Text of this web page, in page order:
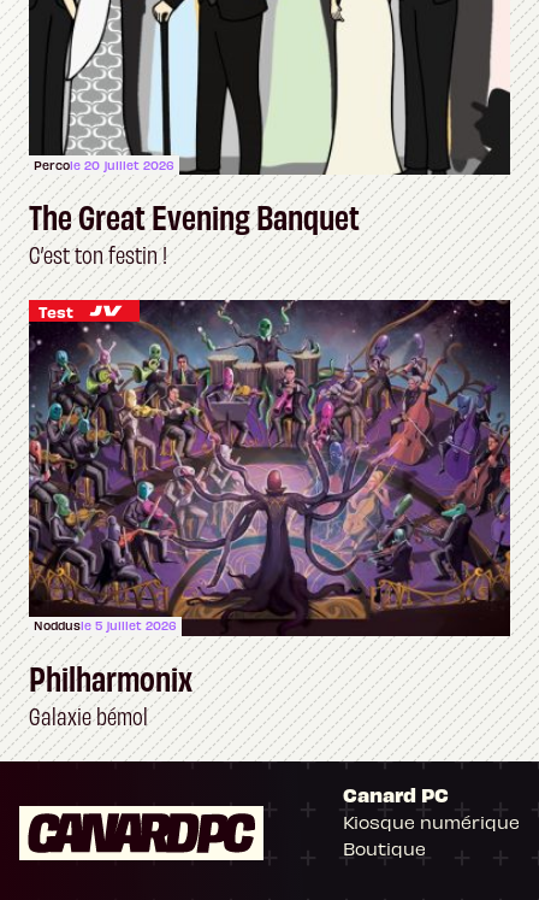
Percole 20 juillet 2026
The Great Evening Banquet
C’est ton festin !
Test
Noddusle 5 juillet 2026
Philharmonix
Galaxie bémol
Canard PC
Kiosque numérique
Boutique